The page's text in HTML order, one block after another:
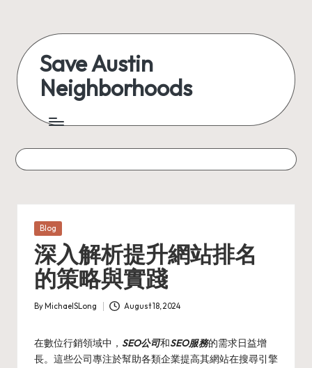
content
Save Austin
Neighborhoods
Austin
everything
Posted
Blog
深入解析提升網站排名
的策略與實踐
Posted
By MichaelSLong August 18, 2024
在數位行銷領域中， SEO公司和SEO服務的需求日益增
長。這些公司專注於幫助各類企業提高其網站在搜尋引擎